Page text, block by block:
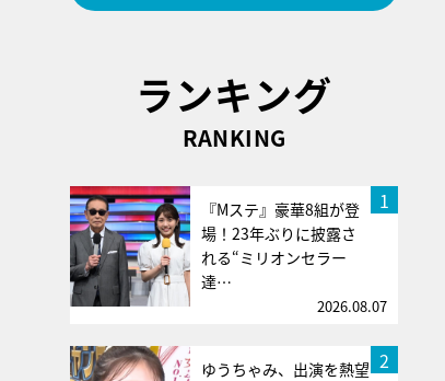
ランキング
RANKING
1
『Mステ』豪華8組が登
場！23年ぶりに披露さ
れる“ミリオンセラー
達…
2026.08.07
2
ゆうちゃみ、出演を熱望